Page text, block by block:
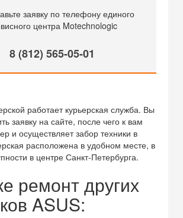
заявку по телефону единого
центра Motechnologic
8 (812) 565-05-01
работает курьерская служба. Вы
заявку на сайте, после чего к вам
и осуществляет забор техники в
расположена в удобном месте, в
в центре Санкт-Петербурга.
ремонт других
ASUS: